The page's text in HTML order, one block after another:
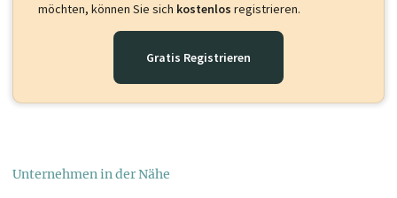
möchten, können Sie sich kostenlos registrieren.
Gratis Registrieren
Unternehmen in der Nähe